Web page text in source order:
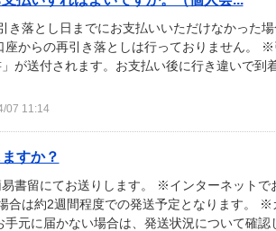
落とし日までにお支払いいただけなかった
からの再引き落としは行っておりません。 ※
が送付されます。お支払い後に行き違いで到
07 11:14
すか？
書留にてお送りします。 ※インターネットで
合は約2週間程度での発送予定となります。 ※
元に届かない場合は、発送状況について確認